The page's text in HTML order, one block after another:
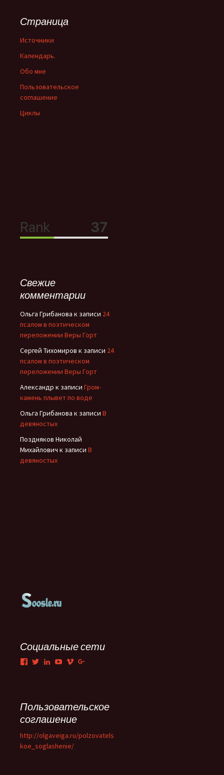
Страница
Источники
Календарь.
Обо мне
Пользовательское
соглашение
Циклы
Свежие
комментарии
Ольга Грибанова к записи 24
псалом в поэтическом
переложении Веры Горт
Сергей Тихомиров к записи 24
псалом в поэтическом
переложении Веры Горт
Александр к записи Гром-
камень плывет по воде
Ольга Грибанова к записи В
девяностых
Поздняков Николай
Михайлович к записи В
девяностых
Социальные сети
Facebook
TwitterLinkedIn
YouTube
Vimeo
Пользовательское
соглашение
http://olgaveiga.ru/polzovatels
koe_soglashenie/